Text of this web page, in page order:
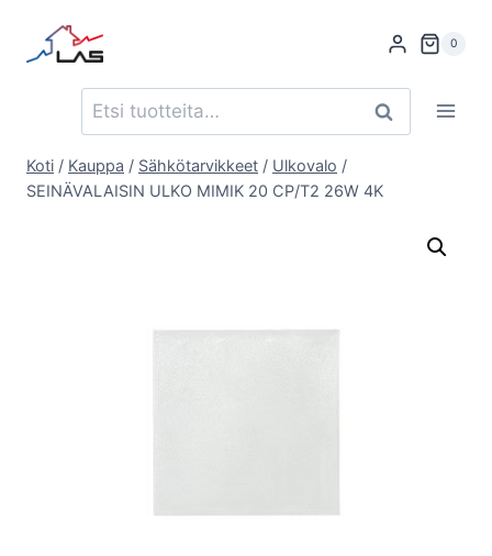
sisältöön
0
Etsi: Haku
Koti / Kauppa / Sähkötarvikkeet / Ulkovalo /
SEINÄVALAISIN ULKO MIMIK 20 CP/T2 26W 4K